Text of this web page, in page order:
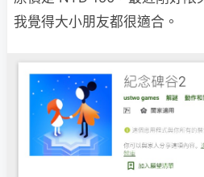
我覺得大小朋友都很適合。